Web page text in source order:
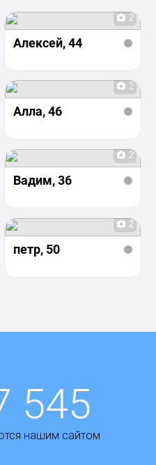
2
Алексей, 44
2
Алла, 46
2
Вадим, 36
2
петр, 50
545
нашим сайтом